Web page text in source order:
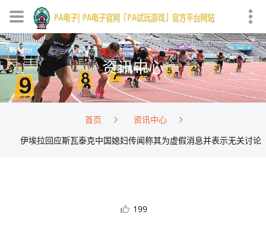
资讯中心
首页
资讯中心
伊埃拉回应斯瓦泰克中国媳妇传闻称其为虚假消息并表示无关讨论
199